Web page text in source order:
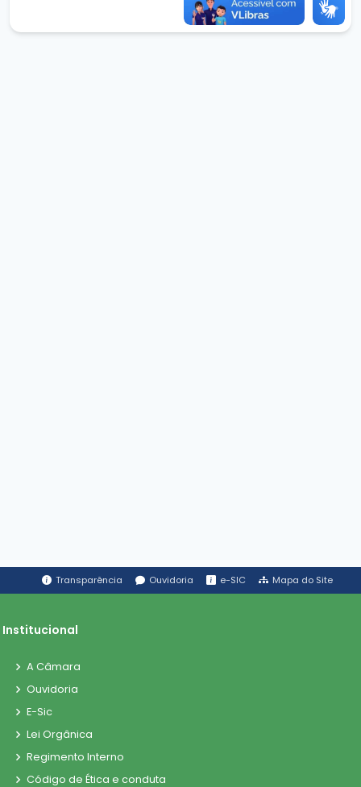
Transparência Ouvidoria e-SIC Mapa do Site
Institucional
A Câmara
Ouvidoria
E-Sic
Lei Orgânica
Regimento Interno
Código de Ética e conduta